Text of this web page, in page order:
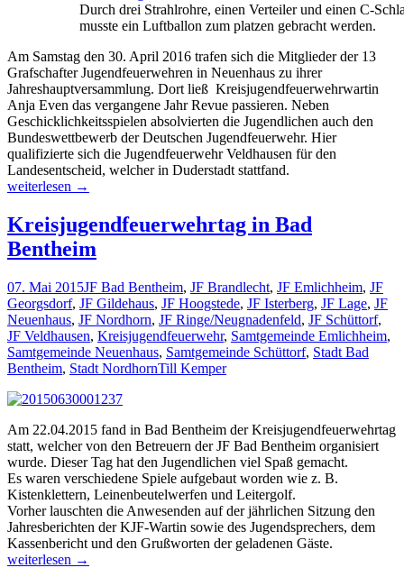
Durch drei Strahlrohre, einen Verteiler und einen C-
musste ein Luftballon zum platzen gebracht werden.
Am Samstag den 30. April 2016 trafen sich die Mitglieder der 13
Grafschafter Jugendfeuerwehren in Neuenhaus zu ihrer
Jahreshauptversammlung. Dort ließ Kreisjugendfeuerwehrwartin
Anja Even das vergangene Jahr Revue passieren. Neben
Geschicklichkeitsspielen absolvierten die Jugendlichen auch den
Bundeswettbewerb der Deutschen Jugendfeuerwehr. Hier
qualifizierte sich die Jugendfeuerwehr Veldhausen für den
Landesentscheid, welcher in Duderstadt stattfand.
Kreisjugendfeuerwehrtag
Neuenhaus
weiterlesen →
Kreisjugendfeuerwehrtag in Bad
Bentheim
07. Mai 2015JF Bad Bentheim, JF Brandlecht, JF Emlichheim, JF
Georgsdorf, JF Gildehaus, JF Hoogstede, JF Isterberg, JF Lage, JF
Neuenhaus, JF Nordhorn, JF Ringe/Neugnadenfeld, JF Schüttorf,
JF Veldhausen, Kreisjugendfeuerwehr, Samtgemeinde Emlichheim,
Samtgemeinde Neuenhaus, Samtgemeinde Schüttorf, Stadt Bad
Bentheim, Stadt NordhornTill Kemper
Am 22.04.2015 fand in Bad Bentheim der Kreisjugendfeuerwehrtag
statt, welcher von den Betreuern der JF Bad Bentheim organisiert
wurde. Dieser Tag hat den Jugendlichen viel Spaß gemacht.
Es waren verschiedene Spiele aufgebaut worden wie z. B.
Kistenklettern, Leinenbeutelwerfen und Leitergolf.
Vorher lauschten die Anwesenden auf der jährlichen Sitzung den
Jahresberichten der KJF-Wartin sowie des Jugendsprechers, dem
Kassenbericht und den Grußworten der geladenen Gäste.
Kreisjugendfeuerwehrtag
weiterlesen →